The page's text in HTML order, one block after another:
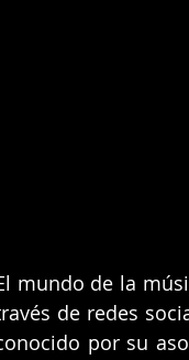
mundo de la
de redes
por su